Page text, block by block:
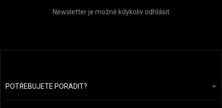
Newsletter je možné kdykoliv odhlásit
POTŘEBUJETE PORADIT?info@prozdravevlasy.cz
Odpovíme do 24 hodin.
Obchodní podmínky